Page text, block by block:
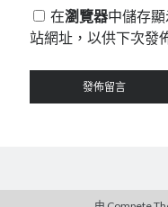
在瀏覽器中儲存
站網址，以供下次發